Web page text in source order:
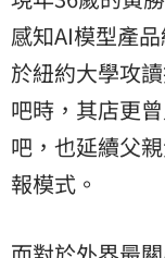
感知AI模型產
於紐約大學攻
吧時，其店更
吧，也延續父
報模式。